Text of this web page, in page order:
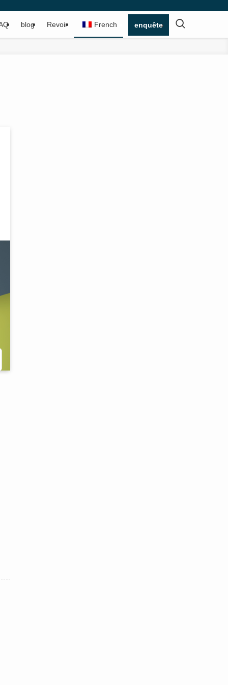
blog Revoir French enquête